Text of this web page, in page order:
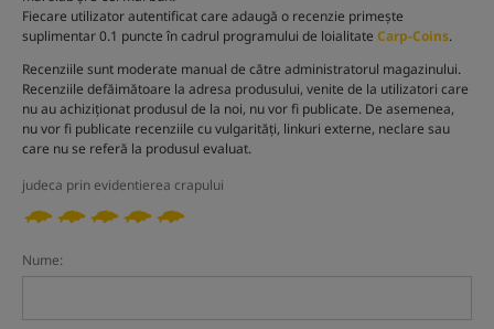
Fiecare utilizator autentificat care adaugă o recenzie primește
suplimentar 0.1 puncte în cadrul programului de loialitate Carp-Coins.
Recenziile sunt moderate manual de către administratorul magazinului.
Recenziile defăimătoare la adresa produsului, venite de la utilizatori care
nu au achiziționat produsul de la noi, nu vor fi publicate. De asemenea,
nu vor fi publicate recenziile cu vulgarități, linkuri externe, neclare sau
care nu se referă la produsul evaluat.
judeca prin evidentierea crapului
Nume: